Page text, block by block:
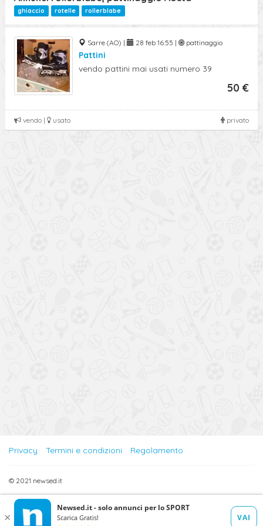
Ricerca Avanzata
ghiaccio rotelle rollerblabe
Sarre (AO) | 28 feb 16:55 | pattinaggio
Pattini
vendo pattini mai usati numero 39
50 €
privato
vendo | usato
Privacy Termini e condizioni Regolamento
© 2021 newsed.it